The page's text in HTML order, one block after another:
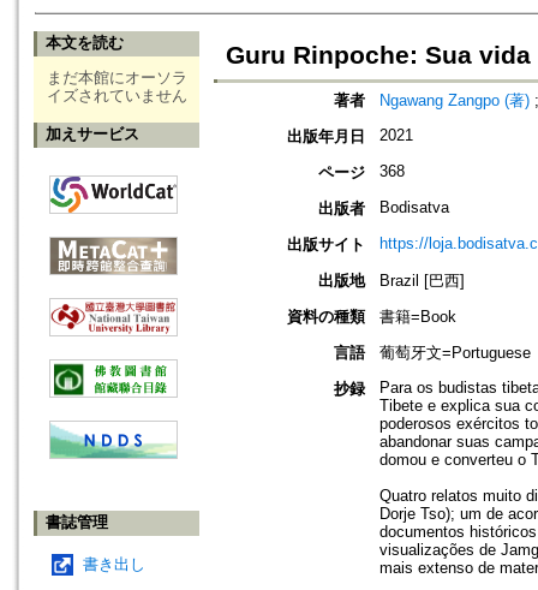
本文を読む
まだ本館にオーソラ
イズされていません
加えサービス
書誌管理
書き出し
Guru Rinpoche: Sua
著者 Ngawang Zangpo (著)
出版年月日
2021
ページ 368
出版者 Bodisatva
出版サイト https://
出版地
Brazil [巴西]
資料の種類
書籍=Book
言語
葡萄牙文=Portuguese
抄録
Para os budistas
Tibete e explica sua
poderosos exércitos
abandonar suas
domou e converteu o
Quatro relatos muito
Dorje Tso); um de
documentos
visualizações de
mais extenso de